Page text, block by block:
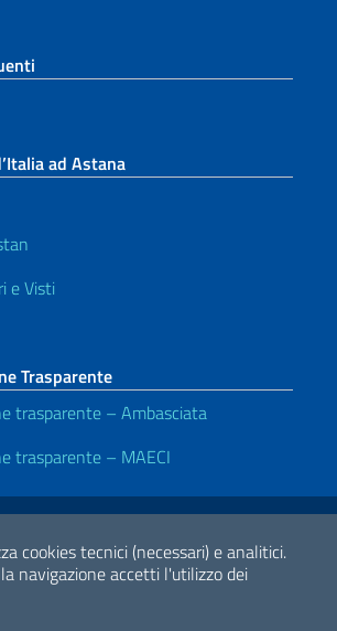
cookies tecnici (necessari) e analitici.
navigazione accetti l'utilizzo dei
ad Astana
e Visti
Trasparente
trasparente – Ambasciata
trasparente – MAECI